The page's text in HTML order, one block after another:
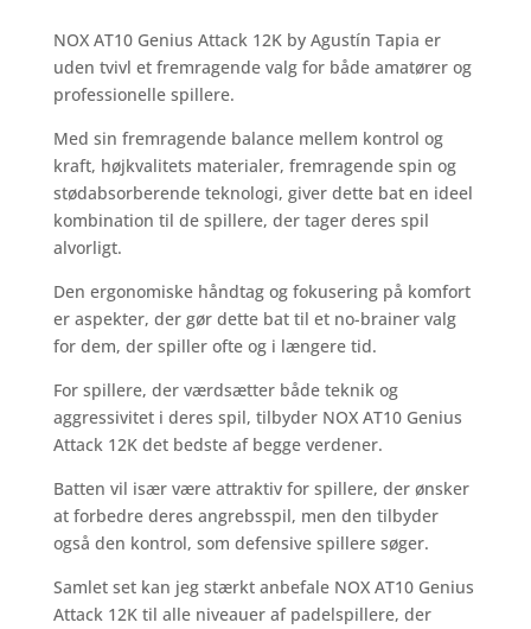
NOX AT10 Genius Attack 12K by Agustín Tapia er
uden tvivl et fremragende valg for både amatører og
professionelle spillere.
Med sin fremragende balance mellem kontrol og
kraft, højkvalitets materialer, fremragende spin og
stødabsorberende teknologi, giver dette bat en ideel
kombination til de spillere, der tager deres spil
alvorligt.
Den ergonomiske håndtag og fokusering på komfort
er aspekter, der gør dette bat til et no-brainer valg
for dem, der spiller ofte og i længere tid.
For spillere, der værdsætter både teknik og
aggressivitet i deres spil, tilbyder NOX AT10 Genius
Attack 12K det bedste af begge verdener.
Batten vil især være attraktiv for spillere, der ønsker
at forbedre deres angrebsspil, men den tilbyder
også den kontrol, som defensive spillere søger.
Samlet set kan jeg stærkt anbefale NOX AT10 Genius
Attack 12K til alle niveauer af padelspillere, der